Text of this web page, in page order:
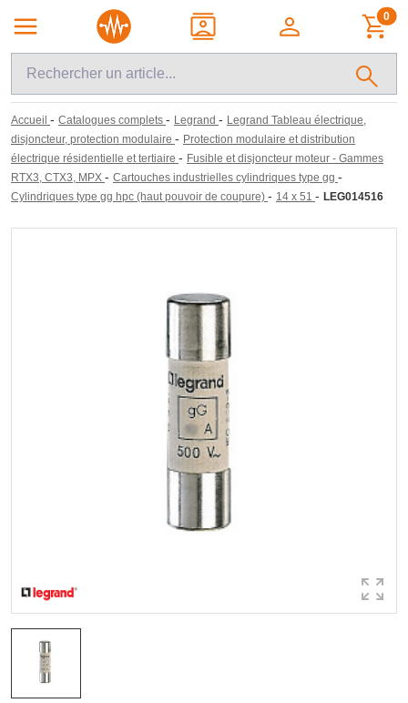
0
Accueil - Catalogues complets - Legrand - Legrand Tableau électrique,
disjoncteur, protection modulaire - Protection modulaire et distribution
électrique résidentielle et tertiaire - Fusible et disjoncteur moteur - Gammes
RTX3, CTX3, MPX - Cartouches industrielles cylindriques type gg -
Cylindriques type gg hpc (haut pouvoir de coupure) - 14 x 51 - LEG014516